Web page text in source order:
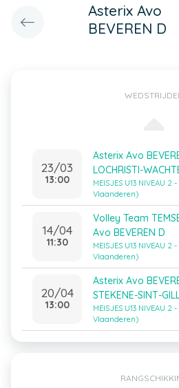
Asterix Avo
BEVEREN D
23/03
13:00
Asterix Avo
LOCHRISTI-
MEISJES U13 NIVEAU 2
Vlaanderen)
14/04
11:30
Volley Team
Avo BEVEREN D
MEISJES U13 NIVEAU 2
Vlaanderen)
20/04
13:00
Asterix Avo
STEKENE-SINT-
MEISJES U13 NIVEAU 2
Vlaanderen)